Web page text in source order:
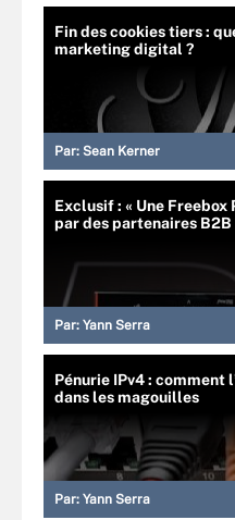
Fin des cookies tiers :
marketing digital ?
Par: Sean Kerner
Exclusif : « Une Freebox
par des partenaires B2B
Par: Yann Serra
Pénurie IPv4 : comment
dans les magouilles
Par: Yann Serra